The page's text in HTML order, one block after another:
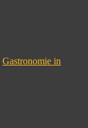
Gastronomie in